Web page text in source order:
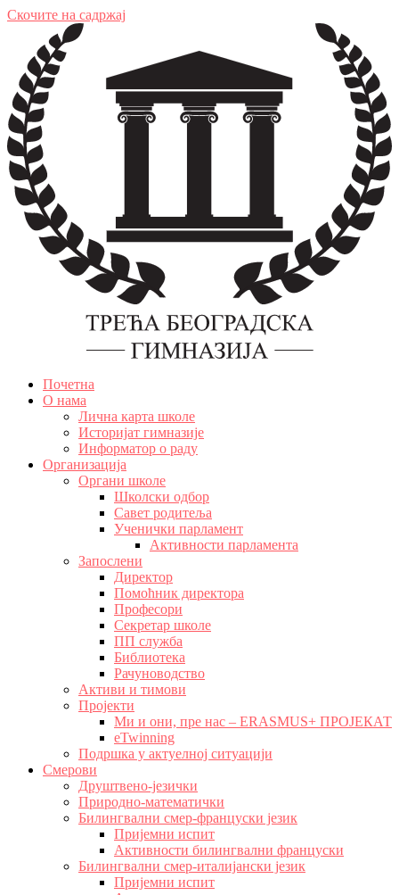
Скочите на садржај
Почетна
О нама
Лична карта школе
Историјат гимназије
Информатор о раду
Организација
Органи школе
Школски одбор
Савет родитеља
Ученички парламент
Активности парламента
Запослени
Директор
Помоћник директора
Професори
Секретар школе
ПП служба
Библиотека
Рачуноводство
Активи и тимови
Пројекти
Ми и они, пре нас – ERASMUS+ ПРОЈЕКАТ
eTwinning
Подршка у актуелној ситуацији
Смерови
Друштвено-језички
Природно-математички
Билингвални смер-француски језик
Пријемни испит
Активности билингвални француски
Билингвални смер-италијански језик
Пријемни испит